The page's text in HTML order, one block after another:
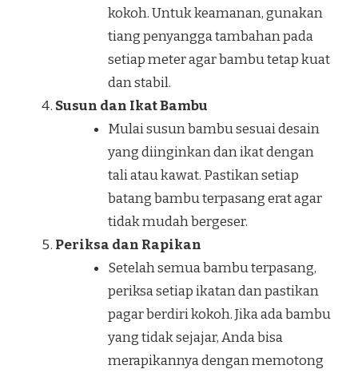
kokoh. Untuk keamanan, gunakan
tiang penyangga tambahan pada
setiap meter agar bambu tetap kuat
dan stabil.
Susun dan Ikat Bambu
Mulai susun bambu sesuai desain
yang diinginkan dan ikat dengan
tali atau kawat. Pastikan setiap
batang bambu terpasang erat agar
tidak mudah bergeser.
Periksa dan Rapikan
Setelah semua bambu terpasang,
periksa setiap ikatan dan pastikan
pagar berdiri kokoh. Jika ada bambu
yang tidak sejajar, Anda bisa
merapikannya dengan memotong